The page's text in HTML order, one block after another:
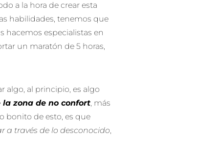
a la hora de crear esta
habilidades, tenemos que
hacemos especialistas en
un maratón de 5 horas,
algo, al principio, es algo
la zona de no confort, más
bonito de esto, es que
a través de lo desconocido,